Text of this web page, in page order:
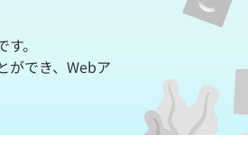
。
ができ、Webア